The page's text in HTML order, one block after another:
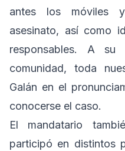
antes los móviles
asesinato, así como
responsables. A
comunidad, toda
Galán en el
conocerse el caso.
El mandatario
participó en distintos